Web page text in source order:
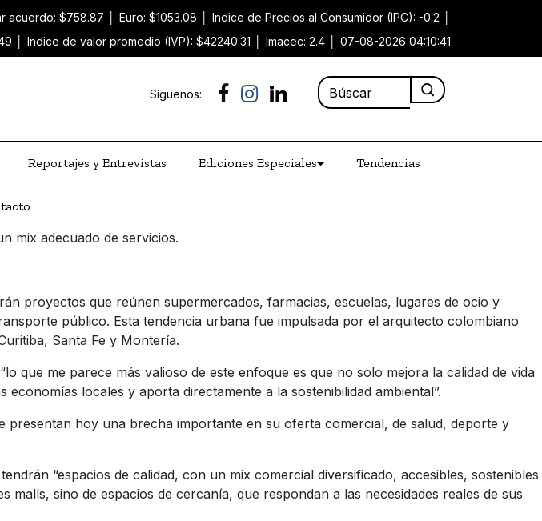
acuerdo: $758.87 Euro: $1053.08 Indice de Precios al Consumidor (IPC): -0.2
Indice de valor promedio (IVP): $42240.31 Imacec: 2.4 07-08-2026 04:10:41
Síguenos:
Reportajes y Entrevistas Ediciones Especiales Tendencias
mix adecuado de servicios.
proyectos que reúnen supermercados, farmacias, escuelas, lugares de ocio y
público. Esta tendencia urbana fue impulsada por el arquitecto colombiano
Santa Fe y Montería.
lo que me parece más valioso de este enfoque es que no solo mejora la calidad de vida
locales y aporta directamente a la sostenibilidad ambiental”.
presentan hoy una brecha importante en su oferta comercial, de salud, deporte y
“espacios de calidad, con un mix comercial diversificado, accesibles, sostenibles
sino de espacios de cercanía, que respondan a las necesidades reales de sus